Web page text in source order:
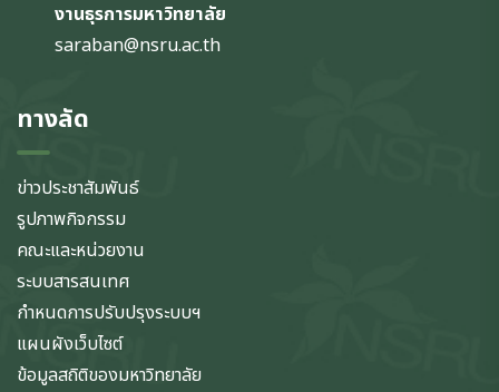
งานธุรการมหาวิทยาลัย
saraban@nsru.ac.th
ทางลัด
ข่าวประชาสัมพันธ์
รูปภาพกิจกรรม
คณะและหน่วยงาน
ระบบสารสนเทศ
กำหนดการปรับปรุงระบบฯ
แผนผังเว็บไซต์
ข้อมูลสถิติของมหาวิทยาลัย